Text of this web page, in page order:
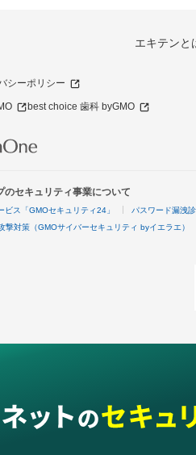
エキテンと
シーポリシー
best choice 歯科 byGMO
のセキュリティ事業について
ス「GMOセキュリティ24」 パスワード漏洩
撃対策（GMOサイバーセキュリティ byイエラエ）